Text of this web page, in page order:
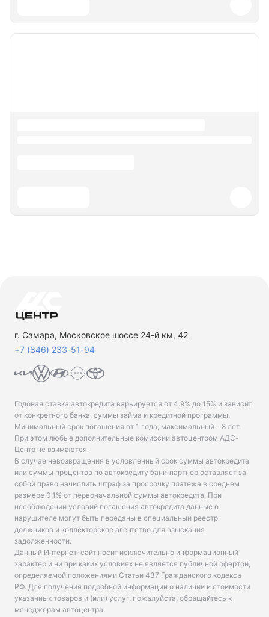
г. Самара, Московское шоссе 24-й км, 42
+7 (846) 233-51-94
Годовая ставка автокредита варьируется от 4.9% до 15% и зависит
от конкретного банка, суммы займа и кредитной программы.
Минимальный срок погашения от 1 года, максимальный - 8 лет.
При этом любые дополнительные комиссии автоцентром АДС-
Центр не взимаются.
В случае невозвращения в условленный срок суммы автокредита
или суммы процентов по автокредиту банк-партнер оставляет за
собой право начислить штраф за просрочку платежа в среднем
размере 0,1% от первоначальной суммы автокредита. При
несоблюдении условий погашения автокредита данные о
нарушителе могут быть переданы в специальный реестр
должников и коллекторское агентство для взыскания
задолженности.
Данный Интернет-сайт носит исключительно информационный
характер и ни при каких условиях не является публичной офертой,
определяемой положениями Статьи 437 Гражданского кодекса
РФ. Для получения подробной информации о наличии и стоимости
указанных товаров и (или) услуг, пожалуйста, обращайтесь к
менеджерам автоцентра.